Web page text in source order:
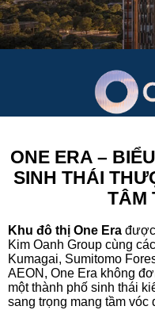
ONE ERA –
SINH THÁI
TÂM
Khu đô thị One Era
Kim Oanh Group cùng
Kumagai, Sumitomo
AEON, One Era không
một thành phố sinh thái
sang trọng mang tầm vóc